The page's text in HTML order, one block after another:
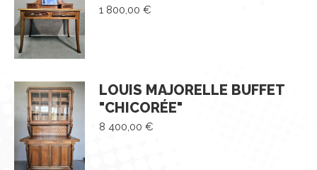
1 800,00 €
LOUIS MAJORELLE BUFFET
"CHICORÉE"
8 400,00 €